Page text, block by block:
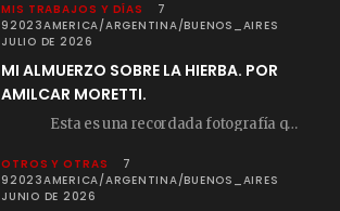
MIS TRABAJOS Y DÍAS
7
92023AMERICA/ARGENTINA/BUENOS_AIRES
JULIO DE 2026
MI ALMUERZO SOBRE LA HIERBA. POR
AMILCAR MORETTI.
Esta es una recordada fotografía que registré…
OTROS Y OTRAS
7
92023AMERICA/ARGENTINA/BUENOS_AIRES
JUNIO DE 2026